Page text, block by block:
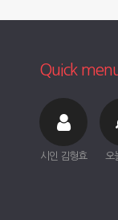
Quick
시인 김형효 오